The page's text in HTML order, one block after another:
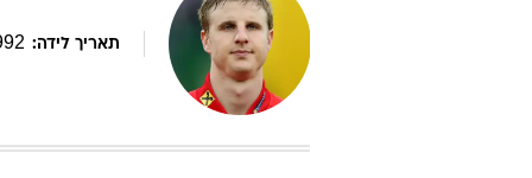
תאריך לידה: